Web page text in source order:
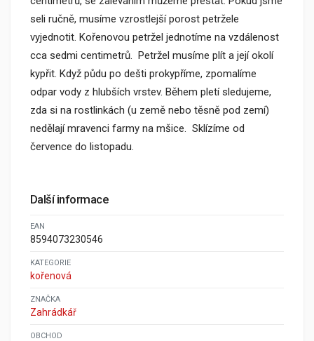
seli ručně, musíme vzrostlejší porost petržele
vyjednotit. Kořenovou petržel jednotíme na vzdálenost
cca sedmi centimetrů. Petržel musíme plít a její okolí
kypřit. Když půdu po dešti prokypříme, zpomalíme
odpar vody z hlubších vrstev. Během pletí sledujeme,
zda si na rostlinkách (u země nebo těsně pod zemí)
nedělají mravenci farmy na mšice. Sklízíme od
července do listopadu.
Další informace
EAN
8594073230546
KATEGORIE
kořenová
ZNAČKA
Zahrádkář
OBCHOD